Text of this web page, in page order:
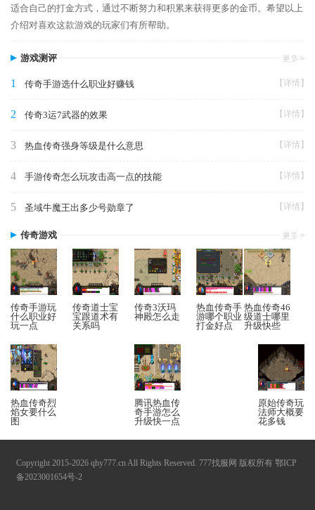
适合自己的打金方式，通过不断努力和积累来获得更多的金币。希望以上
介绍对喜欢这款游戏的玩家们有所帮助。
游戏测评
1 传奇手游选什么职业好赚钱 【详情】
2 传奇3运7武器的效果 【详情】
3 热血传奇强身等级是什么意思 【详情】
4 手游传奇怎么玩攻击高一点的技能 【详情】
5 圣域牛魔王出多少号勋章了 【详情】
传奇游戏
传奇手游玩
什么职业好
玩一点
传奇道士宝
宝跟道术有
关系吗
传奇3沃玛
神殿怎么走
热血传奇手
游哪个职业
打金好点
热血传奇46
级道士哪里
升级快些
热血传奇烈
焰女要什么
图
腾讯热血传
奇手游怎么
升级快一点
原始传奇玩
法师大概要
花多钱
Copyright 2015-2026 qhy777.cn All Rights Reserved. 777找服网 版权所有 鄂ICP
备2023001654号-2